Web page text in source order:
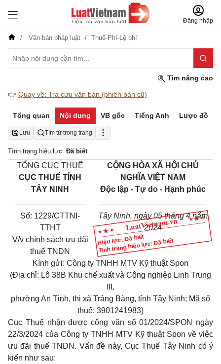
Đăng nhập
Văn bản pháp luật Thuế-Phí-Lệ phí
Tìm nâng cao
👉 Quay về: Tra cứu văn bản (phiên bản cũ)
Tổng quan Nội dung VB gốc Tiếng Anh Lược đồ
Lưu Tìm từ trong trang
Tình trạng hiệu lực: Đã biết
Hiệu lực: Đã biết
Tình trạng hiệu lực: Đã biết
TỔNG CỤC THUẾ
CỤC THUẾ TỈNH
TÂY NINH
CỘNG HÒA XÃ HỘI CHỦ
NGHĨA VIỆT NAM
Độc lập - Tự do - Hạnh phúc
Số: 1229/CTTNI -
TTHT
V/vchính sách ưu đãi
thuế TNDN
Tây Ninh, ngày 05tháng4năm
2024
Kính gửi: Công ty TNHH MTV Kỹ thuật Spon
(Địa chỉ: Lô 38B Khu chế xuất và Công nghiệp Linh Trung
III,
phường An Tịnh, thị xã Trảng Bàng, tỉnh Tây Ninh; Mã số
thuế: 3901241983)
Cục Thuế nhận được công văn số 01/2024/SPON ngày
22/3/2024 của Công ty TNHH MTV Kỹ thuật Spon về việc
ưu đãi thuế TNDN. Vấn đề này, Cục Thuế Tây Ninh có ý
kiến như sau: